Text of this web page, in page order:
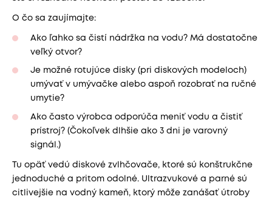
O čo sa zaujímajte:
Ako ľahko sa čistí nádržka na vodu? Má dostatočne
veľký otvor?
Je možné rotujúce disky (pri diskových modeloch)
umývať v umývačke alebo aspoň rozobrať na ručné
umytie?
Ako často výrobca odporúča meniť vodu a čistiť
prístroj? (Čokoľvek dlhšie ako 3 dni je varovný
signál.)
Tu opäť vedú diskové zvlhčovače, ktoré sú konštrukčne
jednoduché a pritom odolné. Ultrazvukové a parné sú
citlivejšie na vodný kameň, ktorý môže zanášať útroby